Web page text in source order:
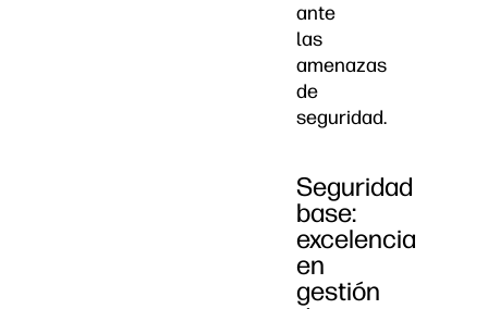
ante
las
amenazas
de
seguridad.
Seguridad
base:
excelencia
en
gestión